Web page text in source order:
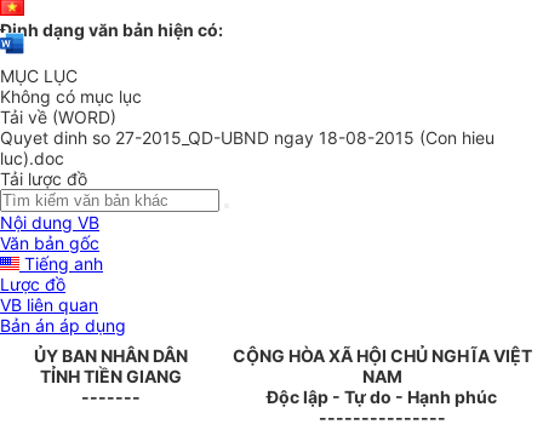
Định dạng văn bản hiện có:
MỤC LỤC
Không có mục lục
Tải về (WORD)
Quyet dinh so 27-2015_QD-UBND ngay 18-08-2015 (Con hieu
luc).doc
Tải lược đồ
Nội dung VB
Văn bản gốc
Tiếng anh
Lược đồ
VB liên quan
Bản án áp dụng
ỦY BAN NHÂN DÂN
TỈNH TIỀN GIANG
-------
CỘNG HÒA XÃ HỘI CHỦ NGHĨA VIỆT
NAM
Độc lập - Tự do - Hạnh phúc
---------------